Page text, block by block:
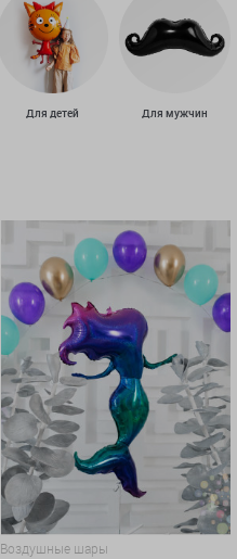
Для детей Для мужчин
Воздушные шары